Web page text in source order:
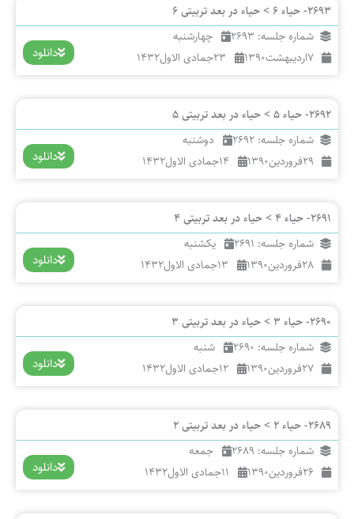
2693- حیاء 6 > حیاء در بعد تربیتی 6
شماره جلسه: 2693
چهارشنبه
7اردیبهشت1390
23جمادی الاول1432 دانلود
2692- حیاء 5 > حیاء در بعد تربیتی 5
شماره جلسه: 2692
دوشنبه
29فروردین1390
14جمادی الاول1432 دانلود
2691- حیاء 4 > حیاء در بعد تربیتی 4
شماره جلسه: 2691
یکشنبه
28فروردین1390
13جمادی الاول1432 دانلود
2690- حیاء 3 > حیاء در بعد تربیتی 3
شماره جلسه: 2690
شنبه
27فروردین1390
12جمادی الاول1432 دانلود
2689- حیاء 2 > حیاء در بعد تربیتی 2
شماره جلسه: 2689
جمعه
26فروردین1390
11جمادی الاول1432 دانلود